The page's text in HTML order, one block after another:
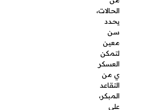
المثال، قد
يكون
السن
الأدنى
للتقاعد
المبكر هو
50 عامًا،
وذلك بناءً
على